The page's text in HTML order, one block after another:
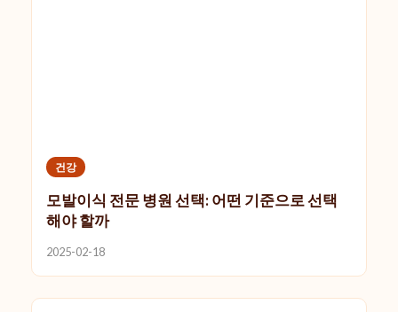
건강
모발이식 전문 병원 선택: 어떤 기준으로 선택
해야 할까
2025-02-18